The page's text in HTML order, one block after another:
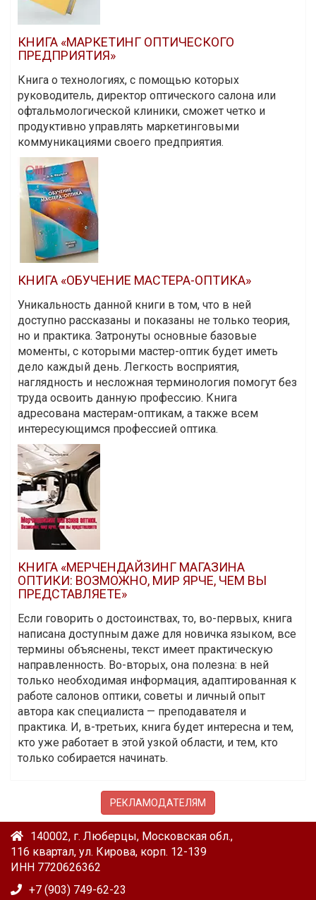
КНИГА «МАРКЕТИНГ ОПТИЧЕСКОГО
ПРЕДПРИЯТИЯ»
Книга о технологиях, с помощью которых
руководитель, директор оптического салона или
офтальмологической клиники, сможет четко и
продуктивно управлять маркетинговыми
коммуникациями своего предприятия.
КНИГА «ОБУЧЕНИЕ МАСТЕРА-ОПТИКА»
Уникальность данной книги в том, что в ней
доступно рассказаны и показаны не только теория,
но и практика. Затронуты основные базовые
моменты, с которыми мастер-оптик будет иметь
дело каждый день. Легкость восприятия,
наглядность и несложная терминология помогут без
труда освоить данную профессию. Книга
адресована мастерам-оптикам, а также всем
интересующимся профессией оптика.
КНИГА «МЕРЧЕНДАЙЗИНГ МАГАЗИНА
ОПТИКИ: ВОЗМОЖНО, МИР ЯРЧЕ, ЧЕМ ВЫ
ПРЕДСТАВЛЯЕТЕ»
Если говорить о достоинствах, то, во-первых, книга
написана доступным даже для новичка языком, все
термины объяснены, текст имеет практическую
направленность. Во-вторых, она полезна: в ней
только необходимая информация, адаптированная к
работе салонов оптики, советы и личный опыт
автора как специалиста — преподавателя и
практика. И, в-третьих, книга будет интересна и тем,
кто уже работает в этой узкой области, и тем, кто
только собирается начинать.
РЕКЛАМОДАТЕЛЯМ
140002, г. Люберцы, Московская обл.,
116 квартал, ул. Кирова, корп. 12-139
ИНН 7720626362
+7 (903) 749-62-23